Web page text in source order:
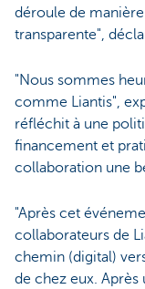
déroule de
transparente",
"Nous sommes
comme Liantis",
réfléchit à une
financement et
collaboration une
"Après cet
collaborateurs de
chemin (digital)
de chez eux.